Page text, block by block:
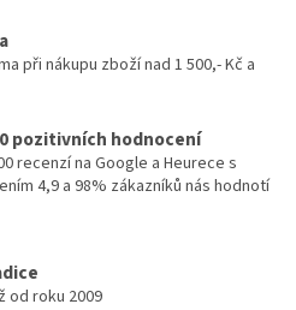
při nákupu zboží nad 1 500,- Kč a
pozitivních hodnocení
recenzí na Google a Heurece s
4,9 a 98% zákazníků nás hodnotí
od roku 2009